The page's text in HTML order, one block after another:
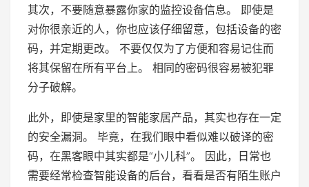
其次，不要随意暴露你家的监控设备信息。 即使是
对你很亲近的人，你也应该仔细留意，包括设备的密
码，并定期更改。 不要仅仅为了方便和容易记住而
将其保留在所有平台上。 相同的密码很容易被犯罪
分子破解。
此外，即使是家里的智能家居产品，其实也存在一定
的安全漏洞。 毕竟，在我们眼中看似难以破译的密
码，在黑客眼中其实都是“小儿科”。 因此，日常也
需要经常检查智能设备的后台，看看是否有陌生账户